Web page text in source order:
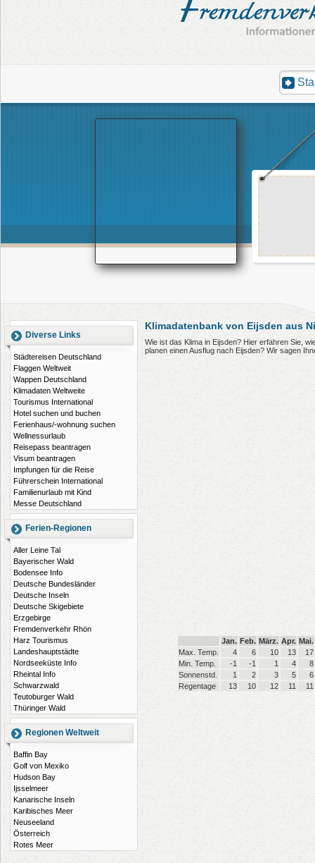
Diverse Links
Städtereisen Deutschland
Flaggen Weltweit
Wappen Deutschland
Klimadaten Weltweite
Tourismus International
Hotel suchen und buchen
Ferienhaus/-wohnung suchen
Wellnessurlaub
Reisepass beantragen
Visum beantragen
Impfungen für die Reise
Führerschein International
Familienurlaub mit Kind
Messe Deutschland
Ferien-Regionen
Aller Leine Tal
Bayerischer Wald
Bodensee Info
Deutsche Bundesländer
Deutsche Inseln
Deutsche Skigebiete
Erzgebirge
Fremdenverkehr Rhön
Harz Tourismus
Landeshauptstädte
Nordseeküste Info
Rheintal Info
Schwarzwald
Teutoburger Wald
Thüringer Wald
Regionen Weltweit
Baffin Bay
Golf von Mexiko
Hudson Bay
Ijsselmeer
Kanarische Inseln
Karibisches Meer
Neuseeland
Österreich
Rotes Meer
Klimadatenbank von Eijsden aus
Wie ist das Klima in Eijsden? Hier erfahren Sie,
planen einen Ausflug nach Eijsden? Wir sagen
Jan. Feb. März. Apr. Mai.
Max. Temp.
4 6 10 13
17
Min. Temp.
-1 -1 1 4
8
Sonnenstd.
1 2 3 5
6
Regentage
13 10 12 11 11